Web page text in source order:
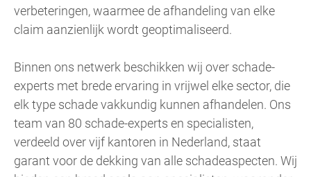
verbeteringen, waarmee de afhandeling van elke
claim aanzienlijk wordt geoptimaliseerd.
Binnen ons netwerk beschikken wij over schade-
experts met brede ervaring in vrijwel elke sector, die
elk type schade vakkundig kunnen afhandelen. Ons
team van 80 schade-experts en specialisten,
verdeeld over vijf kantoren in Nederland, staat
garant voor de dekking van alle schadeaspecten. Wij